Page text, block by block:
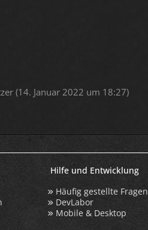
(14. Januar 2022 um 18:27)
Hilfe und Entwicklung
Häufig gestellte Fragen
DevLabor
Mobile & Desktop